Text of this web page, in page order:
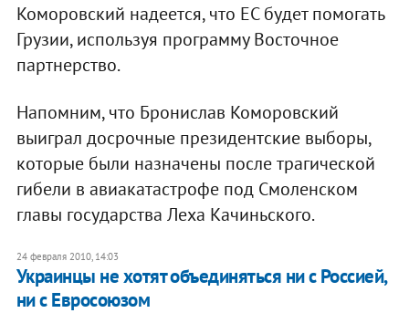
Коморовский надеется, что ЕС будет помогать
Грузии, используя программу Восточное
партнерство.
Напомним, что Бронислав Коморовский
выиграл досрочные президентские выборы,
которые были назначены после трагической
гибели в авиакатастрофе под Смоленском
главы государства Леха Качиньского.
24 февраля 2010, 14:03
Украинцы не хотят объединяться ни с Россией,
ни с Евросоюзом